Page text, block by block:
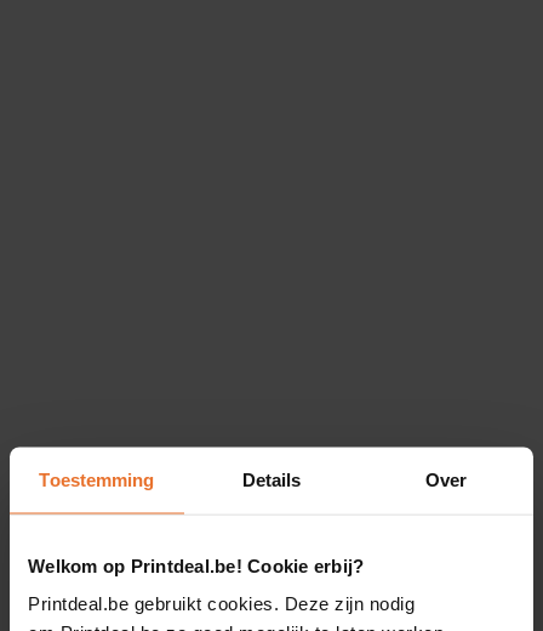
Toestemming Details Over
Welkom op Printdeal.be! Cookie erbij?
Printdeal.be gebruikt cookies. Deze zijn nodig